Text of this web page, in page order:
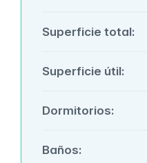
Superficie total:
Superficie útil:
Dormitorios:
Baños: